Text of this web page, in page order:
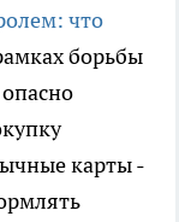
что
борьбы
карты -